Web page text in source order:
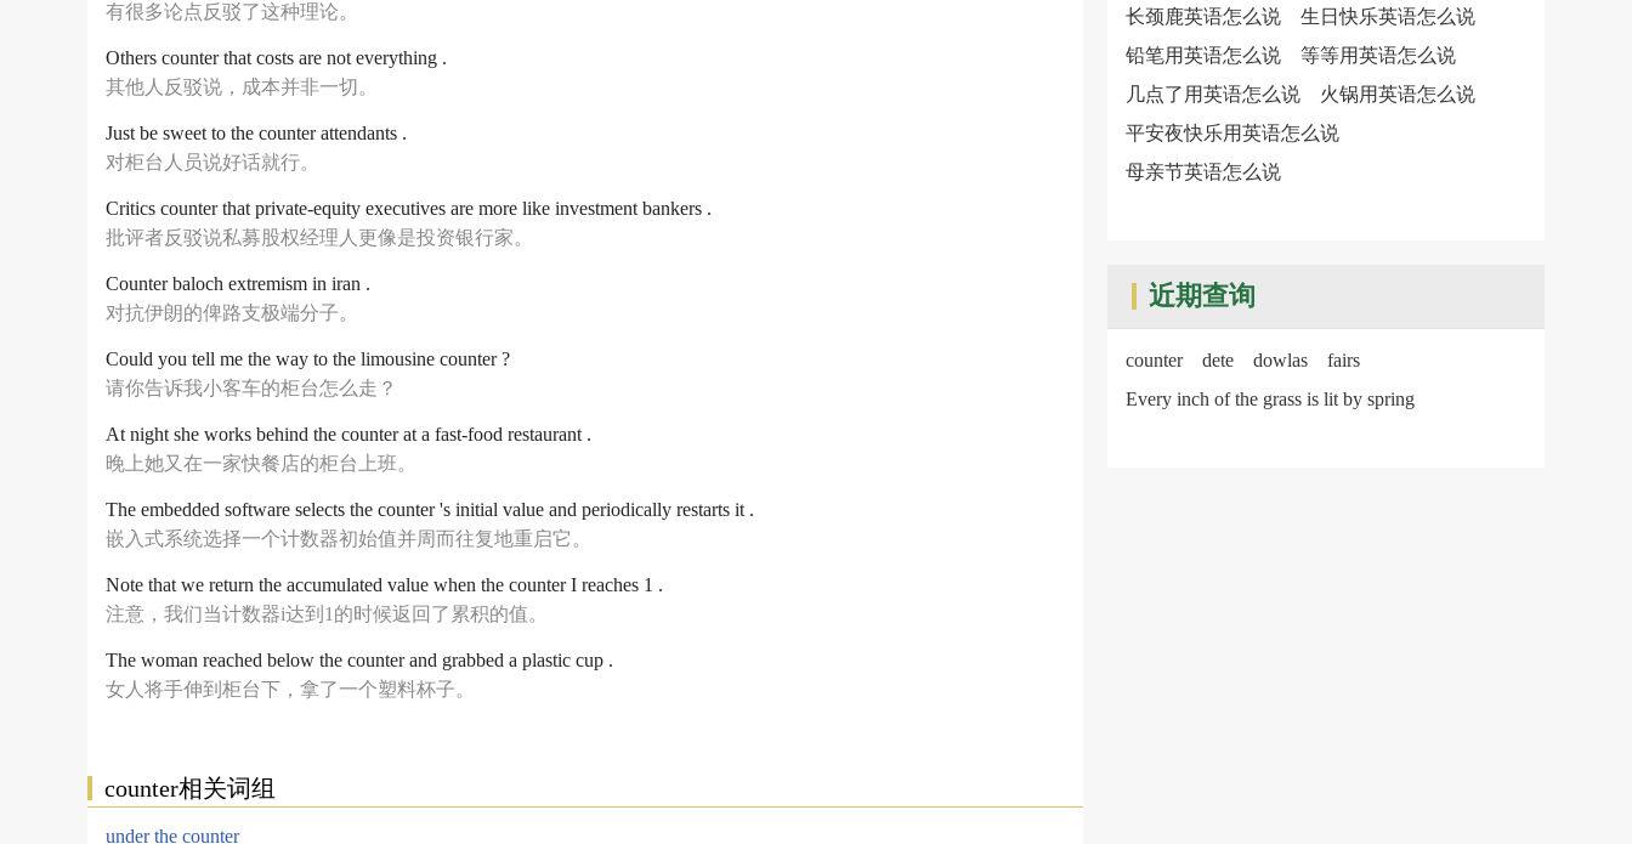
有很多论点反驳了这种理论。
Others counter that costs are not everything .
其他人反驳说，成本并非一切。
Just be sweet to the counter attendants .
对柜台人员说好话就行。
Critics counter that private-equity executives are more like investment bankers .
批评者反驳说私募股权经理人更像是投资银行家。
Counter baloch extremism in iran .
对抗伊朗的俾路支极端分子。
Could you tell me the way to the limousine counter ?
请你告诉我小客车的柜台怎么走？
At night she works behind the counter at a fast-food restaurant .
晚上她又在一家快餐店的柜台上班。
The embedded software selects the counter 's initial value and periodically restarts it .
嵌入式系统选择一个计数器初始值并周而往复地重启它。
Note that we return the accumulated value when the counter I reaches 1 .
注意，我们当计数器i达到1的时候返回了累积的值。
The woman reached below the counter and grabbed a plastic cup .
女人将手伸到柜台下，拿了一个塑料杯子。
counter相关词组
under the counter
长颈鹿英语怎么说
生日快乐英语怎么说
铅笔用英语怎么说
等等用英语怎么说
几点了用英语怎么说
火锅用英语怎么说
平安夜快乐用英语怎么说
母亲节英语怎么说
近期查询
counter dete dowlas
fairs
Every inch of the grass is lit by spring